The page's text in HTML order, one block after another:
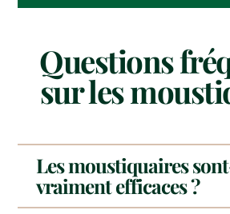
Questions
sur les
Les moustiquaires
vraiment efficaces ?